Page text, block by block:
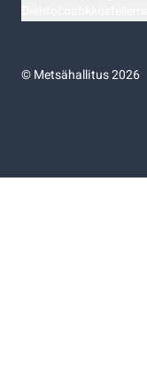
©Metsähallitus 2026